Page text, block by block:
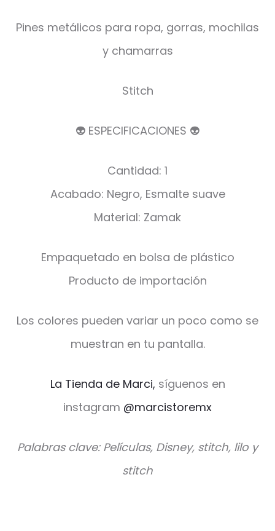
Pines metálicos para ropa, gorras, mochilas
y chamarras
Stitch
👽 ESPECIFICACIONES 👽
Cantidad: 1
Acabado: Negro, Esmalte suave
Material: Zamak
Empaquetado en bolsa de plástico
Producto de importación
Los colores pueden variar un poco como se
muestran en tu pantalla.
La Tienda de Marci, síguenos en
instagram @marcistoremx
Palabras clave: Películas, Disney, stitch, lilo y
stitch